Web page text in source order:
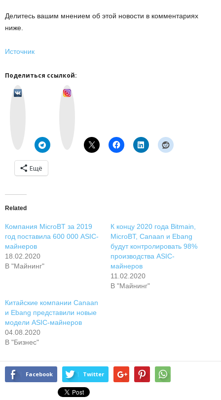
Делитесь вашим мнением об этой новости в комментариях
ниже.
Источник
Поделиться ссылкой:
Ещё
Related
Компания MicroBT за 2019
год поставила 600 000 ASIC-
майнеров
18.02.2020
В "Майнинг"
К концу 2020 года Bitmain,
MicroBT, Canaan и Ebang
будут контролировать 98%
производства ASIC-
майнеров
11.02.2020
В "Майнинг"
Китайские компании Canaan
и Ebang представили новые
модели ASIC-майнеров
04.08.2020
В "Бизнес"
Facebook Twitter